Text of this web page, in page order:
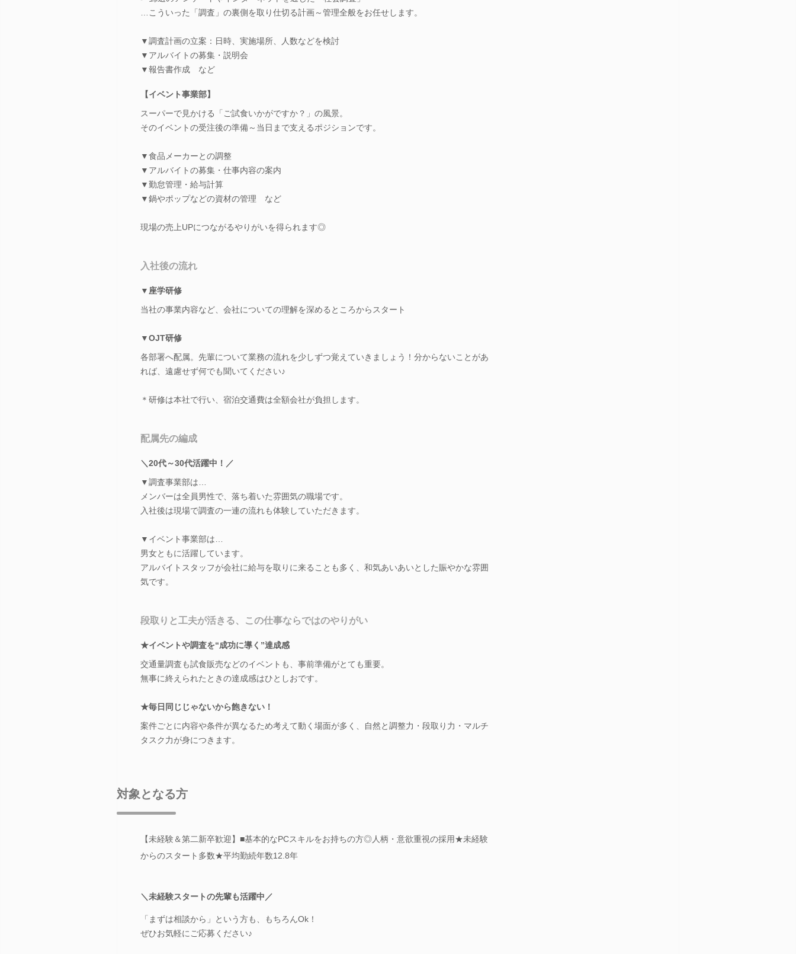
…こういった「調査」の裏側を取り仕切る計画～管理全般をお任せします。
▼調査計画の立案：日時、実施場所、人数などを検討
▼アルバイトの募集・説明会
▼報告書作成 など
【イベント事業部】
スーパーで見かける「ご試食いかがですか？」の風景。
そのイベントの受注後の準備～当日まで支えるポジションです。
▼食品メーカーとの調整
▼アルバイトの募集・仕事内容の案内
▼勤怠管理・給与計算
▼鍋やポップなどの資材の管理 など
現場の売上UPにつながるやりがいを得られます◎
入社後の流れ
▼座学研修
当社の事業内容など、会社についての理解を深めるところからスタート
▼OJT研修
各部署へ配属。先輩について業務の流れを少しずつ覚えていきましょう！分からないことがあ
れば、遠慮せず何でも聞いてください♪
＊研修は本社で行い、宿泊交通費は全額会社が負担します。
配属先の編成
＼20代～30代活躍中！／
▼調査事業部は…
メンバーは全員男性で、落ち着いた雰囲気の職場です。
入社後は現場で調査の一連の流れも体験していただきます。
▼イベント事業部は…
男女ともに活躍しています。
アルバイトスタッフが会社に給与を取りに来ることも多く、和気あいあいとした賑やかな雰囲
気です。
段取りと工夫が活きる、この仕事ならではのやりがい
★イベントや調査を“成功に導く”達成感
交通量調査も試食販売などのイベントも、事前準備がとても重要。
無事に終えられたときの達成感はひとしおです。
★毎日同じじゃないから飽きない！
案件ごとに内容や条件が異なるため考えて動く場面が多く、自然と調整力・段取り力・マルチ
タスク力が身につきます。
対象となる方
【未経験＆第二新卒歓迎】■基本的なPCスキルをお持ちの方◎人柄・意欲重視の採用★未経験
からのスタート多数★平均勤続年数12.8年
＼未経験スタートの先輩も活躍中／
「まずは相談から」という方も、もちろんOk！
ぜひお気軽にご応募ください♪